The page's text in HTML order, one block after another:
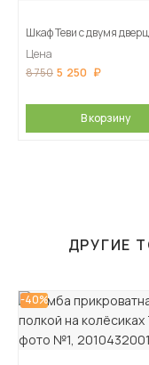
Шкаф Теви с двумя
Цена
8 750 5 250
В корзину
ДРУГИЕ
-40%